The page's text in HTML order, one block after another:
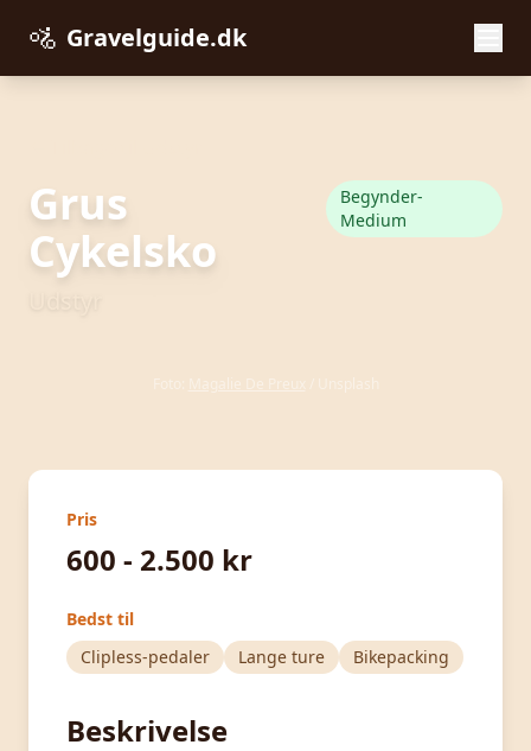
🚵 Gravelguide.dk
Grus
Cykelsko
Begynder-
Medium
Pris
600 - 2.500 kr
Bedst til
Clipless-pedaler
Lange ture Bikepacking
Beskrivelse